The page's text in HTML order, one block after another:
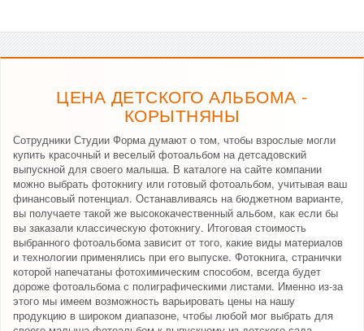
ЦЕНА ДЕТСКОГО АЛЬБОМА -
КОРЫТНЯНЫ
Сотрудники Студии Форма думают о том, чтобы взрослые могли
купить красочный и веселый фотоальбом на детсадовский
выпускной для своего малыша. В каталоге на сайте компании
можно выбрать фотокнигу или готовый фотоальбом, учитывая ваш
финансовый потенциал. Останавливаясь на бюджетном варианте,
вы получаете такой же высококачественный альбом, как если бы
вы заказали классическую фотокнигу. Итоговая стоимость
выбранного фотоальбома зависит от того, какие виды материалов
и технологии применялись при его выпуске. Фотокнига, странички
которой напечатаны фотохимическим способом, всегда будет
дороже фотоальбома с полиграфическими листами. Именно из-за
этого мы имеем возможность варьировать цены на нашу
продукцию в широком диапазоне, чтобы любой мог выбрать для